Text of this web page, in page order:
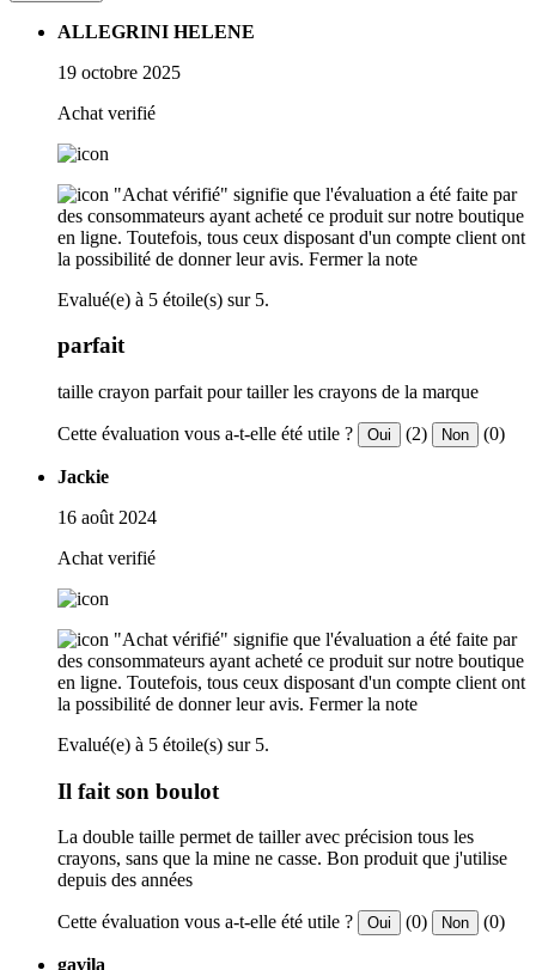
ALLEGRINI HELENE
19 octobre 2025
Achat verifié
"Achat vérifié" signifie que l'évaluation a été faite par
des consommateurs ayant acheté ce produit sur notre boutique
en ligne. Toutefois, tous ceux disposant d'un compte client ont
la possibilité de donner leur avis. Fermer la note
Evalué(e) à 5 étoile(s) sur 5.
parfait
taille crayon parfait pour tailler les crayons de la marque
Cette évaluation vous a-t-elle été utile ? Oui (2) Non (0)
Jackie
16 août 2024
Achat verifié
"Achat vérifié" signifie que l'évaluation a été faite par
des consommateurs ayant acheté ce produit sur notre boutique
en ligne. Toutefois, tous ceux disposant d'un compte client ont
la possibilité de donner leur avis. Fermer la note
Evalué(e) à 5 étoile(s) sur 5.
Il fait son boulot
La double taille permet de tailler avec précision tous les
crayons, sans que la mine ne casse. Bon produit que j'utilise
depuis des années
Cette évaluation vous a-t-elle été utile ? Oui (0) Non (0)
gavila